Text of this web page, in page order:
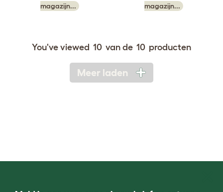
magazijn...
magazijn...
You've viewed 10 van de 10 producten
Meer laden